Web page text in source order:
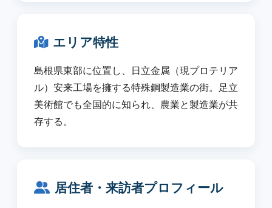
エリア特性
島根県東部に位置し、日立金属（現プロテリア
ル）安来工場を擁する特殊鋼製造業の街。足立
美術館でも全国的に知られ、農業と製造業が共
存する。
居住者・来訪者プロフィール